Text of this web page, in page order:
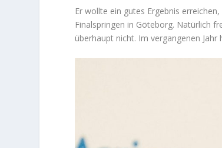
Er wollte ein gutes Ergebnis
Finalspringen in Göteborg. Natürlich
überhaupt nicht. Im vergangenen